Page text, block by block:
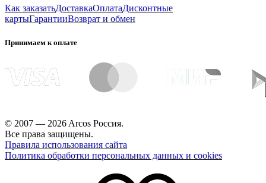
Как заказатьДоставкаОплатаДисконтные
картыГарантииВозврат и обмен
Принимаем к оплате
© 2007 — 2026 Arcos Россия.
Все права защищены.
Правила использования сайта
Политика обработки персональных данных и cookies